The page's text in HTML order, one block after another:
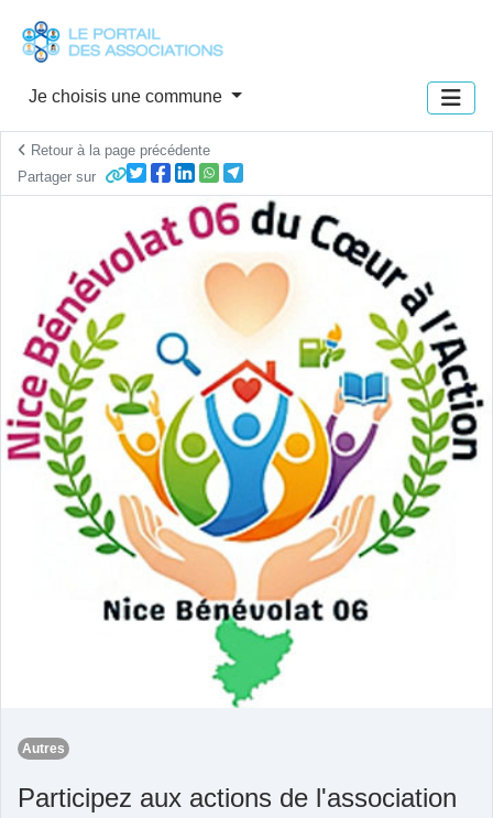
Je choisis une commune
Retour à la page précédente
Partager sur
Autres
Participez aux actions de l'association